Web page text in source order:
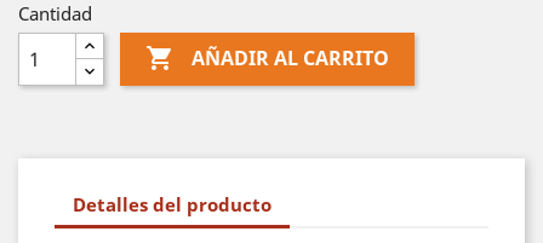
Cantidad
 AÑADIR AL CARRITO
Detalles del producto